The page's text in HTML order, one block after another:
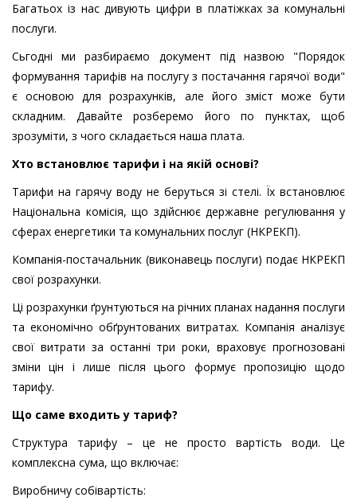
Багатьох із нас дивують цифри в платіжках за комунальні
послуги.
Сьгодні ми разбираємо документ під назвою "Порядок
формування тарифів на послугу з постачання гарячої води"
є основою для розрахунків, але його зміст може бути
складним. Давайте розберемо його по пунктах, щоб
зрозуміти, з чого складається наша плата.
Хто встановлює тарифи і на якій основі?
Тарифи на гарячу воду не беруться зі стелі. Їх встановлює
Національна комісія, що здійснює державне регулювання у
сферах енергетики та комунальних послуг (НКРЕКП).
Компанія-постачальник (виконавець послуги) подає НКРЕКП
свої розрахунки.
Ці розрахунки ґрунтуються на річних планах надання послуги
та економічно обґрунтованих витратах. Компанія аналізує
свої витрати за останні три роки, враховує прогнозовані
зміни цін і лише після цього формує пропозицію щодо
тарифу.
Що саме входить у тариф?
Структура тарифу – це не просто вартість води. Це
комплексна сума, що включає:
Виробничу собівартість: